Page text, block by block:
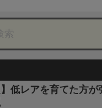
】低レアを育てた方